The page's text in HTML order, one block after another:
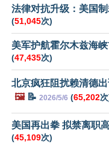
法律对抗升级：美国
(51,045次)
美军护航霍尔木兹海
(47,435次)
北京疯狂阻扰赖清德
🖼️📝 2026/5/6 (65,202
美国再出拳 拟禁离职
(45,109次)